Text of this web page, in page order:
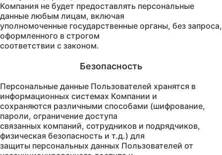
Компания не будет предоставлять персональные
данные любым лицам, включая
уполномоченные государственные органы, без запроса,
оформленного в строгом
Персональные данные Пользователей хранятся в
информационных системах Компании и
сохраняются различными способами (шифрование,
пароли, ограничение доступа
связанных компаний, сотрудников и подрядчиков,
физическая безопасность и т.д.) для
защиты персональных данных Пользователей от